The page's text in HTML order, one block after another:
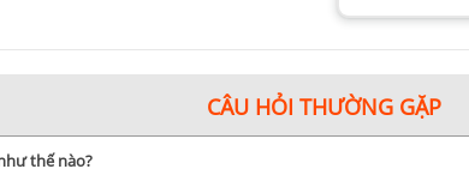
hình dánh như chiếc USB lưu trữ dữ liệu nhưng được tích hợp
thiết bị quan trọng và gần như không thể thiếu trong các
nào, hãy liên hệ với Kyma.vn để được tư vấn chi tiết nhé!
CÂU HỎI THƯỜNG GẶP
thế nào?